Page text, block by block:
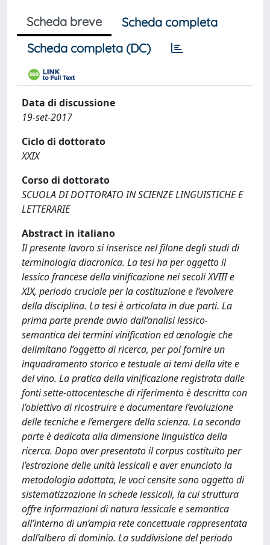
Scheda breve
Scheda completa
Scheda completa (DC)
Data di discussione
19-set-2017
Ciclo di dottorato
XXIX
Corso di dottorato
SCUOLA DI DOTTORATO IN SCIENZE LINGUISTICHE E
LETTERARIE
Abstract in italiano
Il presente lavoro si inserisce nel filone degli studi di
terminologia diacronica. La tesi ha per oggetto il
lessico francese della vinificazione nei secoli XVIII e
XIX, periodo cruciale per la costituzione e l’evolvere
della disciplina. La tesi è articolata in due parti. La
prima parte prende avvio dall’analisi lessico-
semantica dei termini vinification ed œnologie che
delimitano l’oggetto di ricerca, per poi fornire un
inquadramento storico e testuale ai temi della vite e
del vino. La pratica della vinificazione registrata dalle
fonti sette-ottocentesche di riferimento è descritta con
l’obiettivo di ricostruire e documentare l’evoluzione
delle tecniche e l’emergere della scienza. La seconda
parte è dedicata alla dimensione linguistica della
ricerca. Dopo aver presentato il corpus costituito per
l’estrazione delle unità lessicali e aver enunciato la
metodologia adottata, le voci censite sono oggetto di
sistematizzazione in schede lessicali, la cui struttura
offre informazioni di natura lessicale e semantica
all’interno di un’ampia rete concettuale rappresentata
dall’albero di dominio. La suddivisione del periodo